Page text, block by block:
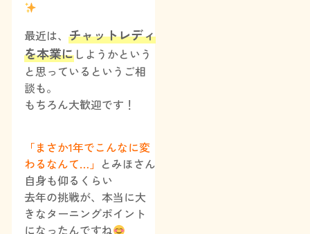
最近は、 チャットレディ
を本業にしようかという
と思っているというご相
談も。
もちろん大歓迎です！
「まさか1年でこんなに変
わるなんて…」 とみほさん
自身も仰るくらい
去年の挑戦が、本当に大
きなターニングポイント
になったんですね